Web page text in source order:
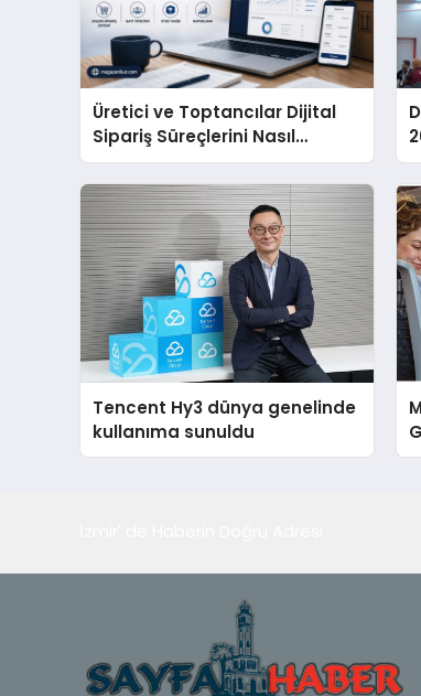
Üretici ve Toptancılar Dijital
Sipariş Süreçlerini Nasıl
Yönetmeli?
Tencent Hy3 dünya genelinde
kullanıma sunuldu